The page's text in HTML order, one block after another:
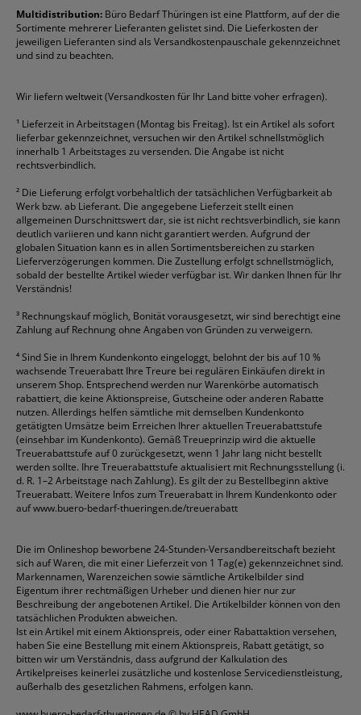
Formulare
Gelschreiber
Geschäftsbücher
Ordner
Packband
Permanentmarker
Toner
Versandmaterial
Versandtaschen
Fellowes
Franken
Fripa
HP
Stabilo
Staedtler
alle Marken anzeigen
Multidistribution: Büro Bedarf Thüringen ist eine Plattform, auf der die
Sortimente mehrerer Lieferanten gelistet sind. Die Lieferkosten der
jeweiligen Lieferanten sind als Versandkostenpauschale gekennzeichnet
und sind zu beachten.
Wir liefern weltweit (Versandkosten für Ihr Land bitte voher erfragen).
¹ Lieferzeit in Arbeitstagen (Montag bis Freitag). Ist ein Artikel als sofort
lieferbar gekennzeichnet, versuchen wir den Artikel schnellstmöglich
innerhalb 1 Arbeitstages zu versenden. Die Angabe ist nicht
rechtsverbindlich.
² Die Lieferung erfolgt vorbehaltlich der tatsächlichen Verfügbarkeit ab
Werk bzw. ab Lieferant. Die angegebene Lieferzeit stellt einen
allgemeinen Durschnittswert dar, sie ist nicht rechtsverbindlich, sie kann
deutlich variieren und kann nicht garantiert werden. Aufgrund der
globalen Situation kann es in allen Sortimentsbereichen zu starken
Lieferverzögerungen kommen. Die Zustellung erfolgt schnellstmöglich,
sobald der bestellte Artikel wieder verfügbar ist. Wir danken Ihnen für Ihr
Verständnis!
³ Rechnungskauf möglich, Bonität vorausgesetzt, wir sind berechtigt eine
Zahlung auf Rechnung ohne Angaben von Gründen zu verweigern.
⁴Sind Sie in Ihrem Kundenkonto eingeloggt, belohnt der bis auf 10 %
wachsende Treuerabatt Ihre Treure bei regulären Einkäufen direkt in
unserem Shop. Entsprechend werden nur Warenkörbe automatisch
rabattiert, die keine Aktionspreise, Gutscheine oder anderen Rabatte
nutzen. Allerdings helfen sämtliche mit demselben Kundenkonto
getätigten Umsätze beim Erreichen Ihrer aktuellen Treuerabattstufe
(einsehbar im Kundenkonto). Gemäß Treueprinzip wird die aktuelle
Treuerabattstufe auf 0 zurückgesetzt, wenn 1 Jahr lang nicht bestellt
werden sollte. Ihre Treuerabattstufe aktualisiert mit Rechnungsstellung (i.
d. R. 1–2 Arbeitstage nach Zahlung). Es gilt der zu Bestellbeginn aktive
Treuerabatt. Weitere Infos zum Treuerabatt in Ihrem Kundenkonto oder
aufwww.buero-bedarf-thueringen.de/treuerabatt
Die im Onlineshop beworbene 24-Stunden-Versandbereitschaft bezieht
sich auf Waren, die mit einer Lieferzeit von 1 Tag(e) gekennzeichnet sind.
Markennamen, Warenzeichen sowie sämtliche Artikelbilder sind
Eigentum ihrer rechtmäßigen Urheber und dienen hier nur zur
Beschreibung der angebotenen Artikel. Die Artikelbilder können von den
tatsächlichen Produkten abweichen.
Ist ein Artikel mit einem Aktionspreis, oder einer Rabattaktion versehen,
haben Sie eine Bestellung mit einem Aktionspreis, Rabatt getätigt, so
bitten wir um Verständnis, dass aufgrund der Kalkulation des
Artikelpreises keinerlei zusätzliche und kostenlose Servicedienstleistung,
außerhalb des gesetzlichen Rahmens, erfolgen kann.